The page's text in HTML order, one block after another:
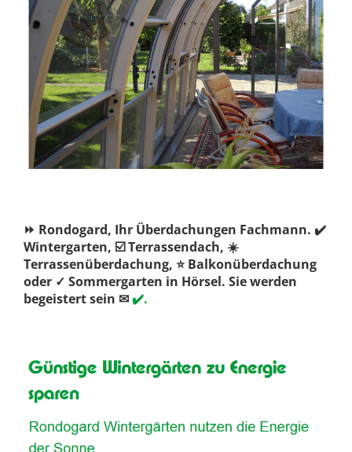
⏩ Rondogard, Ihr Überdachungen Fachmann. ✔️
Wintergarten, ☑️ Terrassendach, ☀️
Terrassenüberdachung, ⭐ Balkonüberdachung
oder ✓ Sommergarten in Hörsel. Sie werden
begeistert sein ✉✔️.